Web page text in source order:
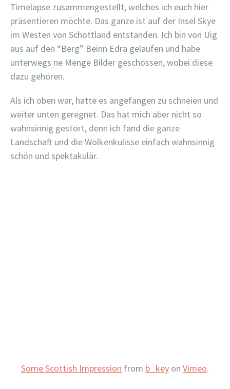
Timelapse zusammengestellt, welches ich euch hier
präsentieren möchte. Das ganze ist auf der Insel Skye
im Westen von Schottland entstanden. Ich bin von Uig
aus auf den “Berg” Beinn Edra gelaufen und habe
unterwegs ne Menge Bilder geschossen, wobei diese
dazu gehören.
Als ich oben war, hatte es angefangen zu schneien und
weiter unten geregnet. Das hat mich aber nicht so
wahnsinnig gestört, denn ich fand die ganze
Landschaft und die Wolkenkulisse einfach wahnsinnig
schön und spektakulär.
Some Scottish Impression from b_key on Vimeo.